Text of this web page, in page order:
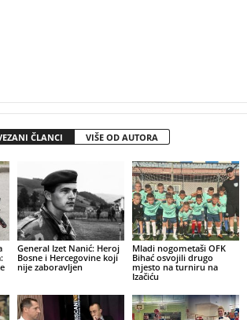
ČLANCI VIŠE OD AUTORA
General Izet Nanić: Heroj
Bosne i Hercegovine koji
nije zaboravljen
Mladi nogometaši OFK
Bihać osvojili drugo
mjesto na turniru na
Izačiću